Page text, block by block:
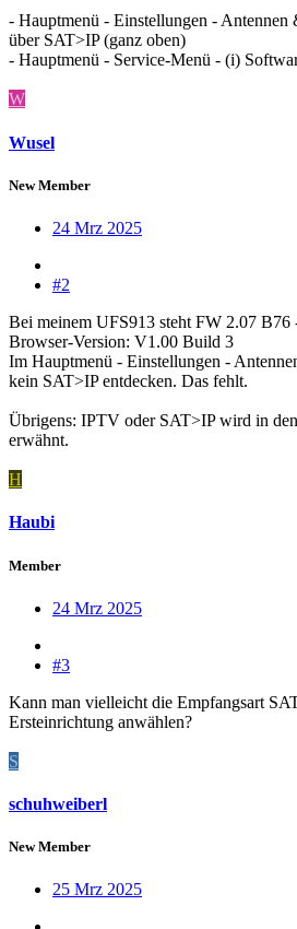
- Hauptmenü - Einstellungen - Antennen
über SAT>IP (ganz oben)
- Hauptmenü - Service-Menü - (i)
W
Wusel
New Member
24 Mrz 2025
#2
Bei meinem UFS913 steht FW 2.07 B76
Browser-Version: V1.00 Build 3
Im Hauptmenü - Einstellungen -
kein SAT>IP entdecken. Das fehlt.
Übrigens: IPTV oder SAT>IP wird in
erwähnt.
H
Haubi
Member
24 Mrz 2025
#3
Kann man vielleicht die Empfangsart
Ersteinrichtung anwählen?
S
schuhweiberl
New Member
25 Mrz 2025